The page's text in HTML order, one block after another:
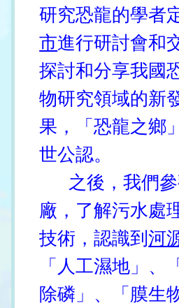
研究恐龍的學者
市進行研討會和
探討和分享我國
物研究領域的新
果，「恐龍之鄉
世公認。
之後，我們參
廠，了解污水處
技術，認識到河
「人工濕地」、
除磷」、「膜生